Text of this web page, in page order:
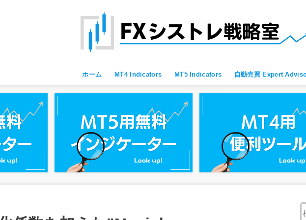
ホーム MT4 Indicators
MT4 すべて
MT4 便利ツール
MT4 Oscillator
MT4 Moving Average
MT4 Fibonacci
MT4 Bollinger Bands
MT4 レジサポ・トレンドライン
MT4 ブレイクアウト向け
MT4 スキャルピング向け
MT4 通貨強弱
MT4 プライスアクション向け
MT5 Indicators 自動売買 Expert